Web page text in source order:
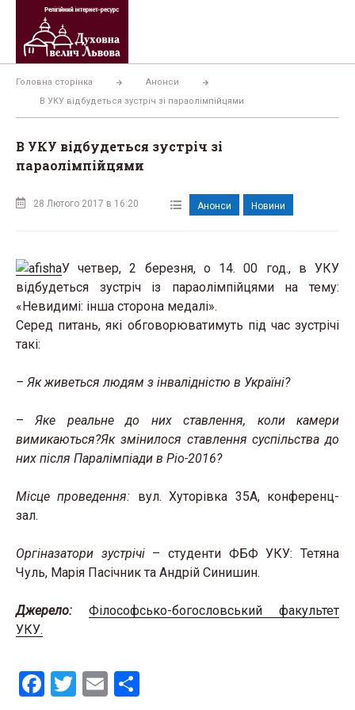
Перейти
вмісту
Головна сторінка
Анонси
В УКУ відбудеться зустріч зі параолімпійцями
В УКУ відбудеться зустріч зі
параолімпійцями
28 Лютого 2017 в 16:20 Анонси Новини
У четвер, 2 березня, о 14. 00 год., в УКУ
відбудеться зустріч із параолімпійцями на тему:
«Невидимі: інша сторона медалі».
Серед питань, які обговорюватимуть під час зустрічі
такі:
– Як живеться людям з інвалідністю в Україні?
– Яке реальне до них ставлення, коли камери
вимикаються?Як змінилося ставлення суспільства до
них після Паралімпіади в Ріо-2016?
Місце проведення: вул. Хуторівка 35А, конференц-
зал.
Оргіназатори зустрічі– студенти ФБФ УКУ: Тетяна
Чуль, Марія Пасічник та Андрій Синишин.
Джерело:
Філософсько-богословський факультет
УКУ.
F
T
E